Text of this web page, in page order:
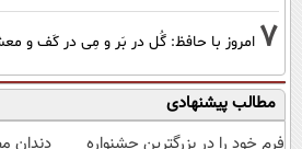
7 امروز با حافظ: گُل در بَر و مِی در کَف و
مطالب پیشنهادی
فرم خود را در بزرگترین جشنواره
دندان